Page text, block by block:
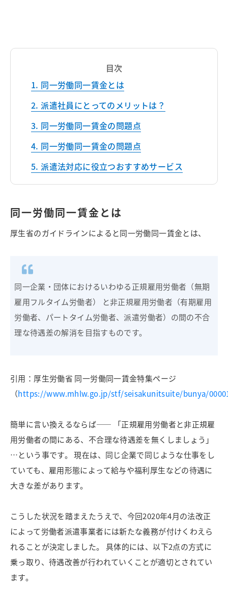
目次
同一労働同一賃金とは
派遣社員にとってのメリットは？
同一労働同一賃金の問題点
同一労働同一賃金の問題点
派遣法対応に役立つおすすめサービス
同一労働同一賃金とは
厚生省のガイドラインによると同一労働同一賃金とは、
同一企業・団体におけるいわゆる正規雇用労働者（無期
雇用フルタイム労働者） と非正規雇用労働者（有期雇用
労働者、パートタイム労働者、派遣労働者）の間の不合
理な待遇差の解消を目指すものです。
引用：厚生労働省 同一労働同一賃金特集ページ
（https://www.mhlw.go.jp/stf/seisakunitsuite/bunya/
簡単に言い換えるならば―― 「正規雇用労働者と非正規雇
用労働者の間にある、不合理な待遇差を無くしましょう」
…という事です。 現在は、同じ企業で同じような仕事をし
ていても、雇用形態によって給与や福利厚生などの待遇に
大きな差があります。
こうした状況を踏まえたうえで、今回2020年4月の法改正
によって労働者派遣事業者には新たな義務が付けくわえら
れることが決定しました。 具体的には、以下2点の方式に
乗っ取り、待遇改善が行われていくことが適切とされてい
ます。